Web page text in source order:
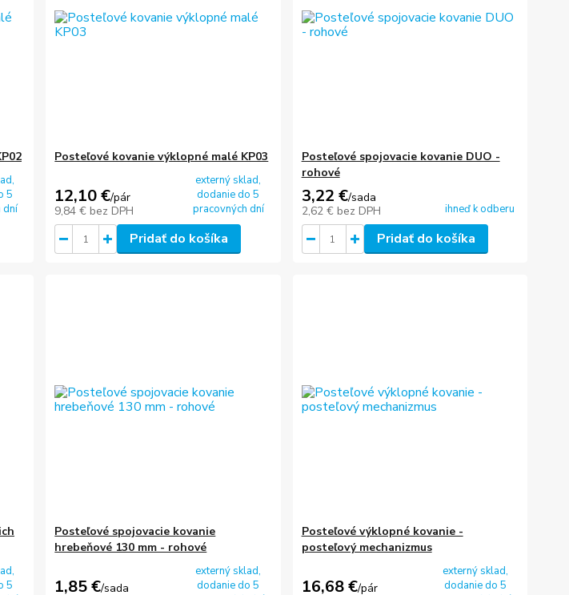
5
dní
Posteľové kovanie výklopné malé KP03
12,10 €/pár
9,84 € bez DPH
externý sklad,
dodanie do 5
pracovných dní
Pridať do košíka
Posteľové spojovacie kovanie DUO -
rohové
3,22 €/sada
2,62 € bez DPH ihneď k odberu
Pridať do košíka
5
Posteľové spojovacie kovanie
hrebeňové 130 mm - rohové
1,85 €/sada
externý sklad,
dodanie do 5
Posteľové výklopné kovanie -
posteľový mechanizmus
16,68 €/pár
externý sklad,
dodanie do 5